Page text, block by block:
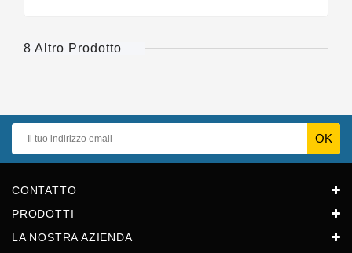
8 Altro Prodotto
CONTATTO
PRODOTTI
LA NOSTRA AZIENDA